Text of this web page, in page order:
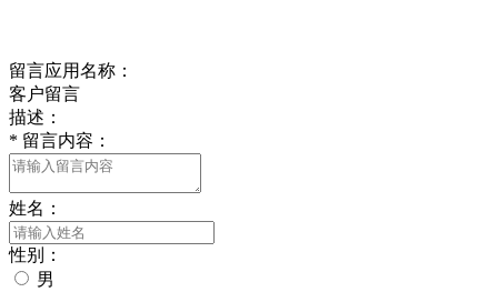
留言应用名称：
客户留言
描述：
* 留言内容：
姓名：
性别：
男